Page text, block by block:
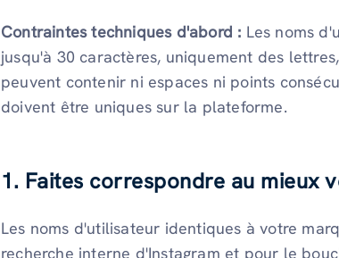
Contraintes techniques d'abord : Les noms
jusqu'à 30 caractères, uniquement des
peuvent contenir ni espaces ni points
doivent être uniques sur la plateforme.
1. Faites correspondre au mieux
Les noms d'utilisateur identiques à votre
recherche interne d'Instagram et pour le